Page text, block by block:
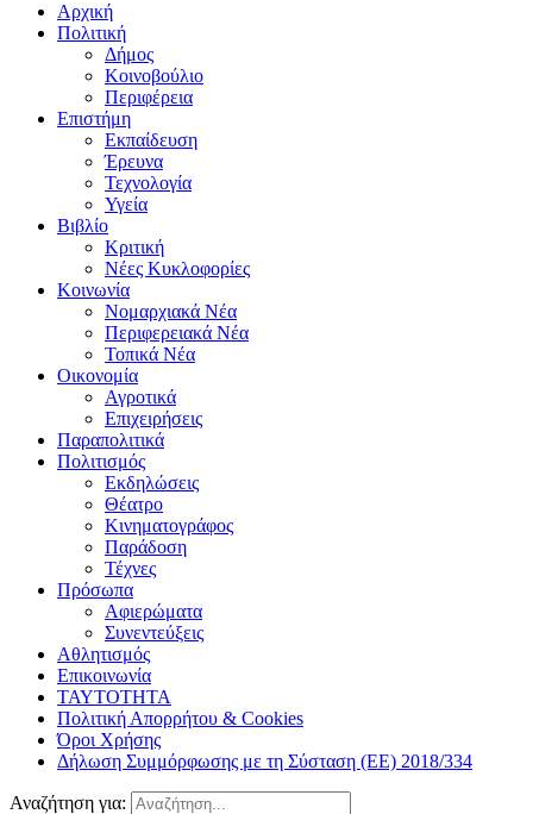
Αρχική
Πολιτική
Δήμος
Κοινοβούλιο
Περιφέρεια
Επιστήμη
Εκπαίδευση
Έρευνα
Τεχνολογία
Υγεία
Βιβλίο
Κριτική
Νέες Κυκλοφορίες
Κοινωνία
Νομαρχιακά Νέα
Περιφερειακά Νέα
Τοπικά Νέα
Οικονομία
Αγροτικά
Επιχειρήσεις
Παραπολιτικά
Πολιτισμός
Εκδηλώσεις
Θέατρο
Κινηματογράφος
Παράδοση
Τέχνες
Πρόσωπα
Αφιερώματα
Συνεντεύξεις
Αθλητισμός
Επικοινωνία
ΤΑΥΤΟΤΗΤΑ
Πολιτική Απορρήτου & Cookies
Όροι Χρήσης
Δήλωση Συμμόρφωσης με τη Σύσταση (ΕΕ) 2018/334
Αναζήτηση για: